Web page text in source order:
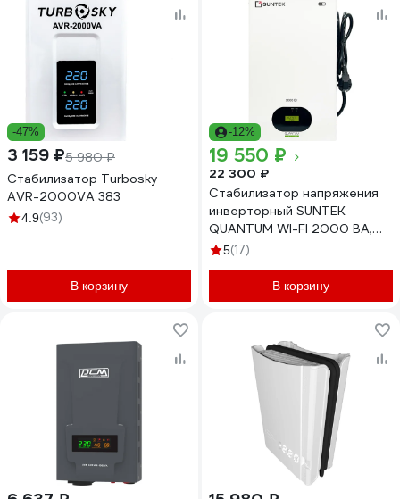
-47%
3 159 ₽5 980 ₽
Стабилизатор Turbosky
AVR-2000VA 383
4.9(93)
В корзину
-12%
19 550 ₽
22 300 ₽
Стабилизатор напряжения
инверторный SUNTEK
QUANTUM WI-FI 2000 ВА,
90-310 В IN-2000 WI
5(17)
В корзину